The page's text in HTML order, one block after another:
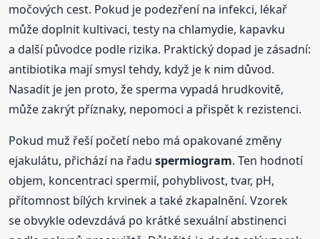
močových cest. Pokud je podezření na infekci, lékař
může doplnit kultivaci, testy na chlamydie, kapavku
a další původce podle rizika. Praktický dopad je zásadní:
antibiotika mají smysl tehdy, když je k nim důvod.
Nasadit je jen proto, že sperma vypadá hrudkovitě,
může zakrýt příznaky, nepomoci a přispět k rezistenci.
Pokud muž řeší početí nebo má opakované změny
ejakulátu, přichází na řaduspermiogram. Ten hodnotí
objem, koncentraci spermií, pohyblivost, tvar, pH,
přítomnost bílých krvinek a také zkapalnění. Vzorek
se obvykle odevzdává po krátké sexuální abstinenci